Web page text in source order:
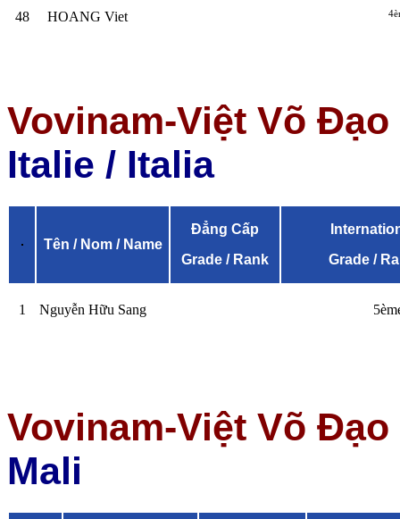
48 HOANG Viet
Vovinam-Việt Võ
Italie / Italia
Tên / Nom / Name
Đẳng Cấp
Grade / Rank
Grade /
1 Nguyễn Hữu Sang
Vovinam-Việt Võ Đạo
Mali